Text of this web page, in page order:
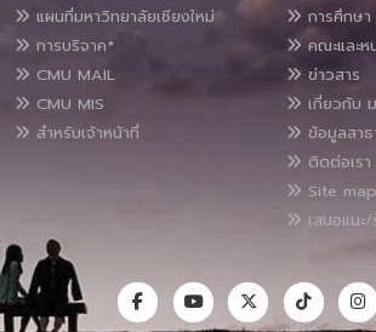
แผนที่มหาวิทยาลัยเชียงใหม่
การบริจาค*
CMU MAIL
CMU MIS
สำหรับเจ้าหน้าที่
การศึกษา
คณะและห
ข่าวสาร
เกี่ยวกับ
ข้อมูลสา
ติดต่อเรา
Site map
เสนอแนะ